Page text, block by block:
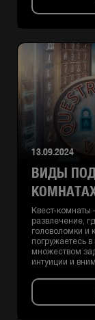
ВИДЫ
Квест-комнаты
развлечение,
головоломки и
погружаетесь
множеством
интуиции и
13.09.2024